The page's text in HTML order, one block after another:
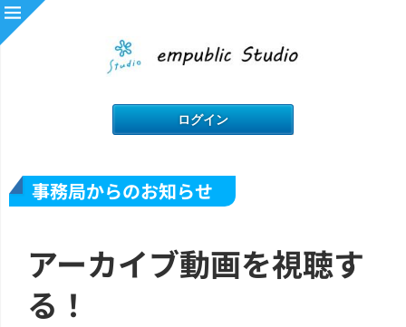
事務局からのお知らせ
アーカイブ動画を視聴す
る！